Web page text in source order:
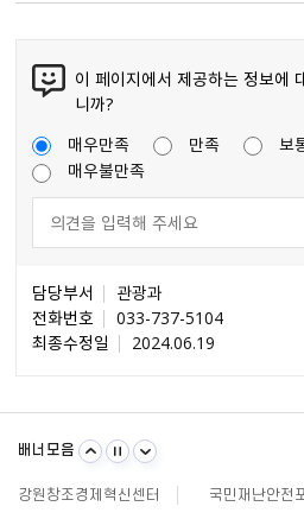
이 페이지에서 제공하는 정보에
니까?
매우만족
만족 보
매우불만족
담당부서
관광과
전화번호
033-737-5104
최종수정일
2024.06.19
배너모음불량식품 신고
강원창조경제혁신센터
국민재난안전